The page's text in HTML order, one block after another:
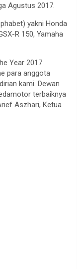
Agustus 2017.
yakni Honda
R 150, Yamaha
Year 2017
para anggota
kami. Dewan
terbaiknya
Aszhari, Ketua